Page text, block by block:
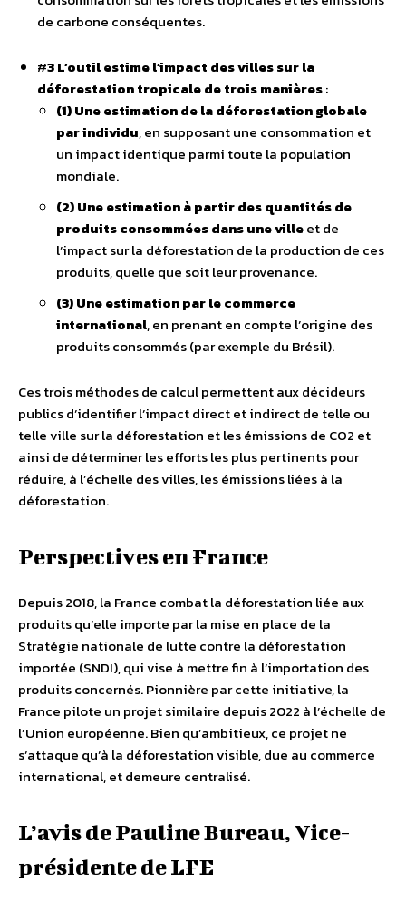
de carbone conséquentes.
#3 L’outil estime l’impact des villes sur la
déforestation tropicale de trois manières:
(1) Une estimation de la déforestation globale
par individu, en supposant une consommation et
un impact identique parmi toute la population
mondiale.
(2) Une estimation à partir des quantités de
produits consommées dans une villeet de
l’impact sur la déforestation de la production de ces
produits, quelle que soit leur provenance.
(3) Une estimation par le commerce
international, en prenant en compte l’origine des
produits consommés (par exemple du Brésil).
Ces trois méthodes de calcul permettent aux décideurs
publics d’identifier l’impact direct et indirect de telle ou
telle ville sur la déforestation et les émissions de CO2 et
ainsi de déterminer les efforts les plus pertinents pour
réduire, à l’échelle des villes, les émissions liées à la
déforestation.
Perspectives en France
Depuis 2018, la France combat la déforestation liée aux
produits qu’elle importe par la mise en place de la
Stratégie nationale de lutte contre la déforestation
importée (SNDI), qui vise à mettre fin à l‘importation des
produits concernés. Pionnière par cette initiative, la
France pilote un projet similaire depuis 2022 à l’échelle de
l’Union européenne. Bien qu’ambitieux, ce projet ne
s’attaque qu’à la déforestation visible, due au commerce
international, et demeure centralisé.
L’avis de Pauline Bureau, Vice-
présidente de LFE